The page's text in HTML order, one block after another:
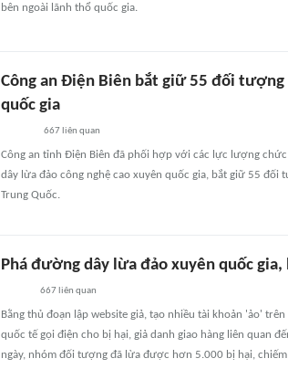
bên ngoài lãnh thổ quốc gia.
Công an Điện Biên bắt giữ 55 đối
quốc gia
667liên quan
Công an tỉnh Điện Biên đã phối hợp với các lực lượng
dây lừa đảo công nghệ cao xuyên quốc gia, bắt giữ 55
Trung Quốc.
Phá đường dây lừa đảo xuyên quốc
667liên quan
Bằng thủ đoạn lập website giả, tạo nhiều tài khoản 'ảo'
quốc tế gọi điện cho bị hại, giả danh giao hàng liên quan
ngày, nhóm đối tượng đã lừa được hơn 5.000 bị hại,